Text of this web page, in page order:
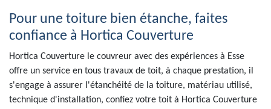
Pour une toiture bien étanche, faites
confiance à Hortica Couverture
Hortica Couverture le couvreur avec des expériences à Esse
offre un service en tous travaux de toit, à chaque prestation, il
s'engage à assurer l'étanchéité de la toiture, matériau utilisé,
technique d'installation, confiez votre toit à Hortica Couverture